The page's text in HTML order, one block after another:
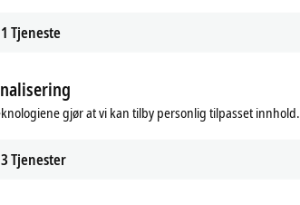
fieldbus systems.
1 Tjeneste
gjør at vi kan tilby personlig tilpasset innhold.
3Tjenester